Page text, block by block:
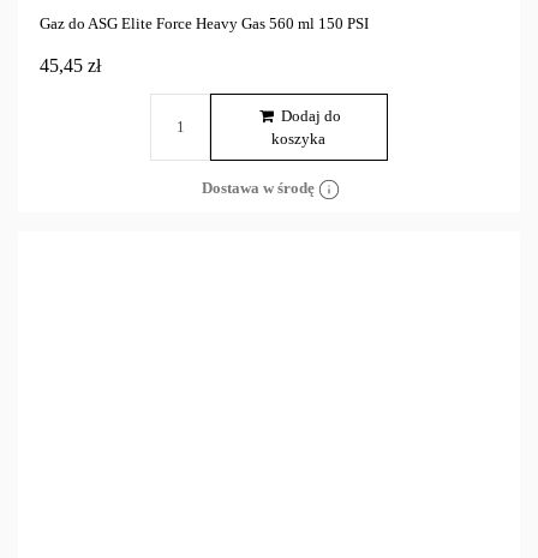
Gaz do ASG Elite Force Heavy Gas 560 ml 150 PSI
45,45 zł
Dodaj do
koszyka
Dostawa w środę